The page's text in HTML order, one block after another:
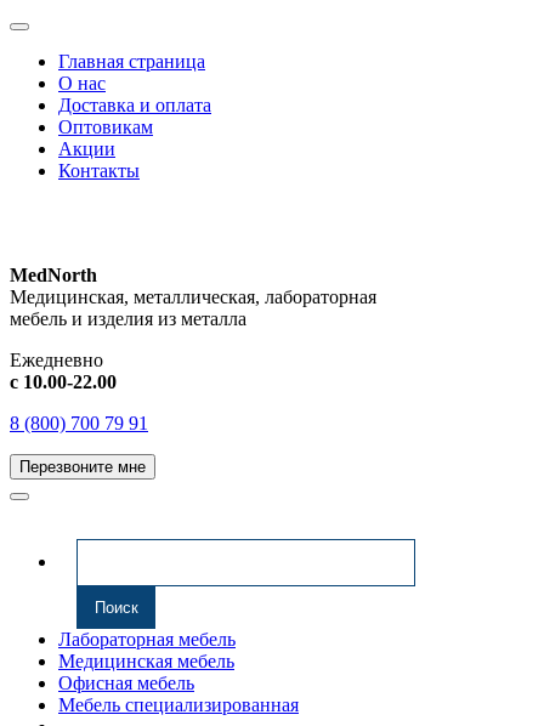
Главная страница
О нас
Доставка и оплата
Оптовикам
Акции
Контакты
MedNorth
Медицинская, металлическая, лабораторная
мебель и изделия из металла
Ежедневно
с 10.00-22.00
8 (800) 700 79 91
Перезвоните мне
Лабораторная мебель
Медицинская мебель
Офисная мебель
Мебель специализированная